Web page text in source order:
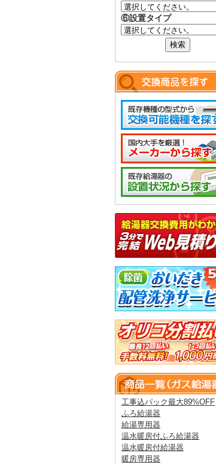
⑥設置タイプ
工事込パック最大89%OFF
ふろ給湯器
給湯専用器
温水暖房付ふろ給湯器
温水暖房付給湯器
暖房専用器